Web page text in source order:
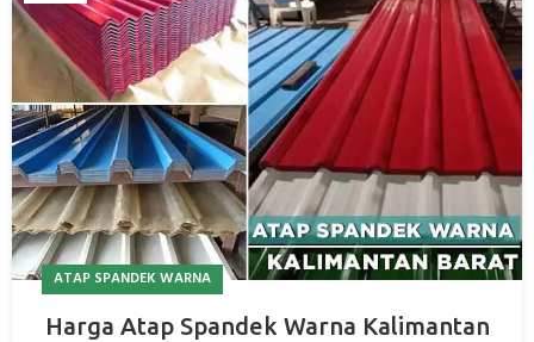
ATAP SPANDEK WARNA
Harga Atap Spandek Warna Kalimantan